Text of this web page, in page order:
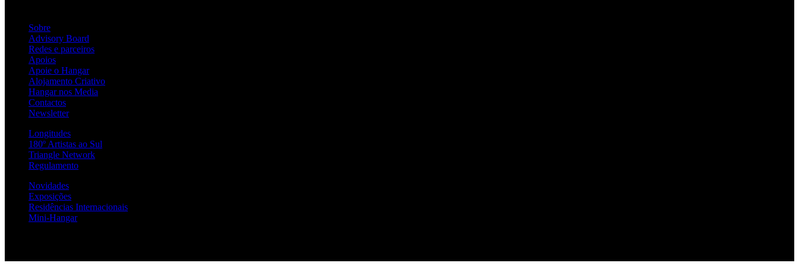
Sobre
Advisory Board
Redes e parceiros
Apoios
Apoie o Hangar
Alojamento Criativo
Hangar nos Media
Contactos
Newsletter
Longitudes
180º Artistas ao Sul
Triangle Network
Regulamento
Novidades
Exposições
Residências Internacionais
Mini-Hangar